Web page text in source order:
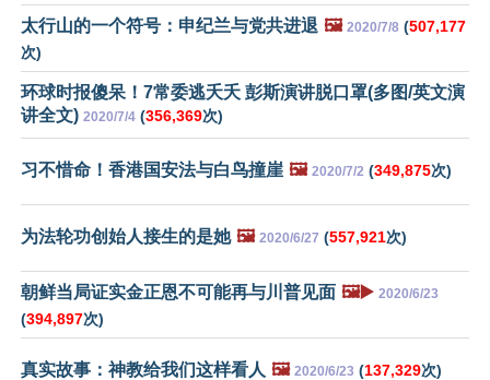
太行山的一个符号：申纪兰与党共进退 🖼️ 2020/7/8 (507,177
次)
环球时报傻呆！7常委逃夭夭 彭斯演讲脱口罩(多图/英文演
讲全文) 2020/7/4 (356,369次)
习不惜命！香港国安法与白鸟撞崖 🖼️ 2020/7/2 (349,875次)
为法轮功创始人接生的是她 🖼️ 2020/6/27 (557,921次)
朝鲜当局证实金正恩不可能再与川普见面 🖼️▶️ 2020/6/23
(394,897次)
真实故事：神教给我们这样看人 🖼️ 2020/6/23 (137,329次)